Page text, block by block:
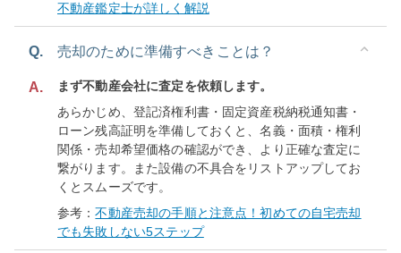
不動産鑑定士が詳しく解説
Q. 売却のために準備すべきことは？
A.
まず不動産会社に査定を依頼します。
あらかじめ、登記済権利書・固定資産税納税通知書・
ローン残高証明を準備しておくと、名義・面積・権利
関係・売却希望価格の確認ができ、より正確な査定に
繋がります。また設備の不具合をリストアップしてお
くとスムーズです。
参考：不動産売却の手順と注意点！初めての自宅売却
でも失敗しない5ステップ